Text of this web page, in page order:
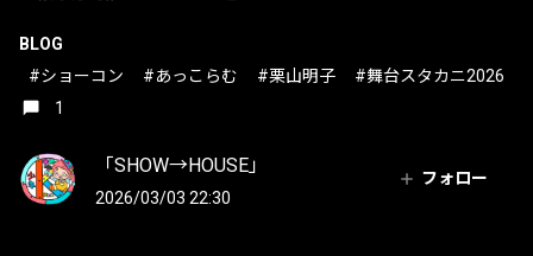
BLOG
#ショーコン
#あっこらむ #栗山明子
#舞台スタカニ2026
1
「SHOW→HOUSE」
2026/03/03 22:30
フォロー